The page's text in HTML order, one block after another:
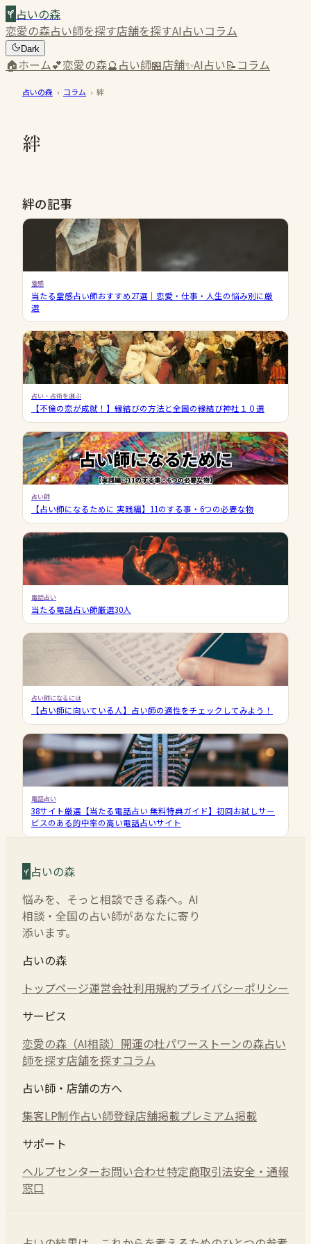
占いの森
恋愛の森占い師を探す店舗を探すAI占いコラム
Dark
🏠ホーム💕恋愛の森🔮占い師🏪店舗✨AI占い📝コラム
占いの森 › コラム › 絆
絆
絆の記事
霊感
当たる霊感占い師おすすめ27選｜恋愛・仕事・人生の悩み別に厳
選
占い・占術を選ぶ
【不倫の恋が成就！】縁結びの方法と全国の縁結び神社１０選
占い師
【占い師になるために 実践編】11のする事・6つの必要な物
電話占い
当たる電話占い師厳選30人
占い師になるには
【占い師に向いている人】占い師の適性をチェックしてみよう！
電話占い
38サイト厳選【当たる電話占い 無料特典ガイド】初回お試しサー
ビスのある的中率の高い電話占いサイト
占いの森
悩みを、そっと相談できる森へ。AI
相談・全国の占い師があなたに寄り
添います。
占いの森
トップページ運営会社利用規約プライバシーポリシー
サービス
恋愛の森（AI相談） 開運の杜パワーストーンの森占い
師を探す店舗を探すコラム
占い師・店舗の方へ
集客LP制作占い師登録店舗掲載プレミアム掲載
サポート
ヘルプセンターお問い合わせ特定商取引法安全・通報
窓口